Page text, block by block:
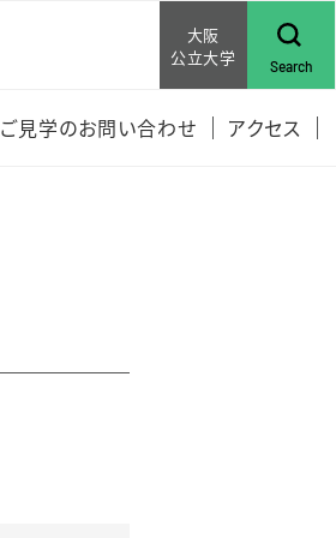
大阪
公立大学
Search
ご見学のお問い合わせ アクセス